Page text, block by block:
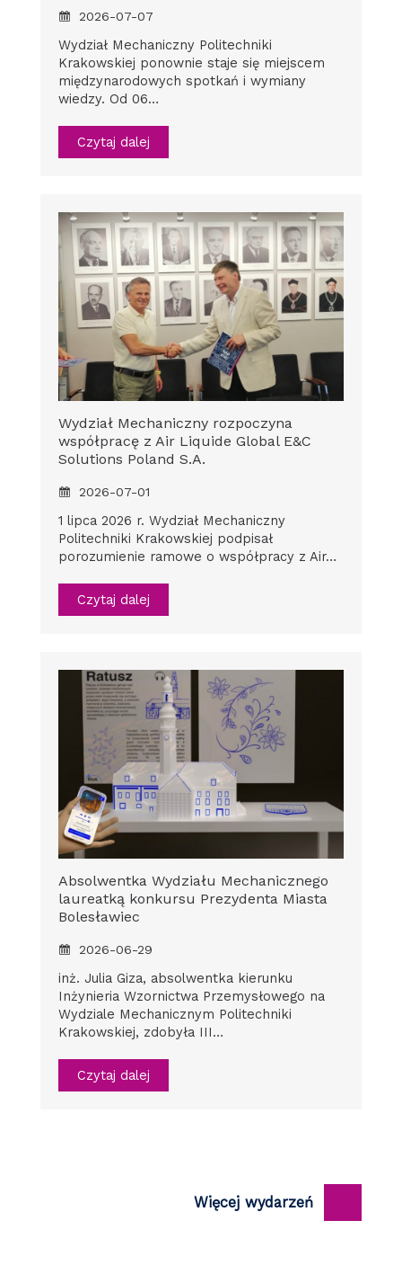
2026-07-07
Wydział Mechaniczny Politechniki
Krakowskiej ponownie staje się miejscem
międzynarodowych spotkań i wymiany
wiedzy. Od 06…
Czytaj dalej
Wydział Mechaniczny rozpoczyna
współpracę z Air Liquide Global E&C
Solutions Poland S.A.
2026-07-01
1 lipca 2026 r. Wydział Mechaniczny
Politechniki Krakowskiej podpisał
porozumienie ramowe o współpracy z Air…
Czytaj dalej
Absolwentka Wydziału Mechanicznego
laureatką konkursu Prezydenta Miasta
Bolesławiec
2026-06-29
inż. Julia Giza, absolwentka kierunku
Inżynieria Wzornictwa Przemysłowego na
Wydziale Mechanicznym Politechniki
Krakowskiej, zdobyła III…
Czytaj dalej
Więcej wydarzeń